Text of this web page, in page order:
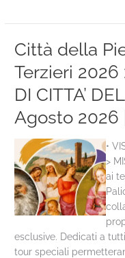
Città della
Terzieri 2026
DI CITTA’
Agosto 2026
•
>
ai
esclusive. Dedicati a
tour speciali